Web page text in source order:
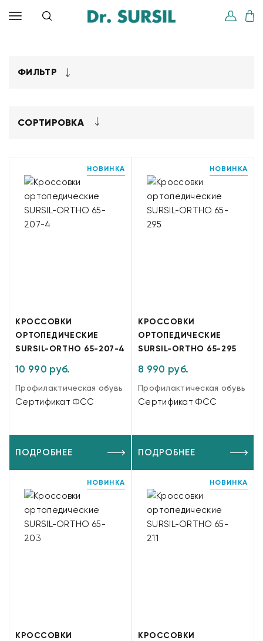
ФИЛЬТР
СОРТИРОВКА
НОВИНКА
КРОССОВКИ
ОРТОПЕДИЧЕСКИЕ
SURSIL-ORTHO 65-207-4
10 990 руб.
Профилактическая обувь
Сертификат ФСС
ПОДРОБНЕЕ
НОВИНКА
КРОССОВКИ
ОРТОПЕДИЧЕСКИЕ
SURSIL-ORTHO 65-295
8 990 руб.
Профилактическая обувь
Сертификат ФСС
ПОДРОБНЕЕ
НОВИНКА
КРОССОВКИ
НОВИНКА
КРОССОВКИ